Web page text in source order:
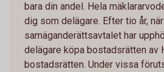
bara din andel. Hela
dig som delägare. Efter tio år, när
samäganderättsavtalet har
delägare köpa bostadsrätten av
bostadsrätten. Under vissa